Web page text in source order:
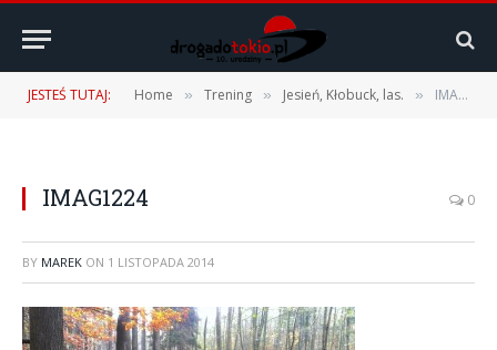
JESTEŚ TUTAJ: Home » Trening » Jesień, Kłobuck, las. » IMAG1224
IMAG1224 0
BY MAREK ON 1 LISTOPADA 2014